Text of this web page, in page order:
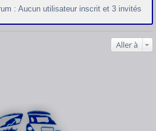
: Aucun utilisateur inscrit et 3 invités
Aller à